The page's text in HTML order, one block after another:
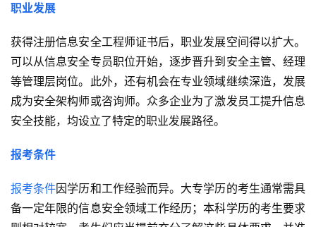
职业发展
获得注册信息安全工程师证书后，职业发展空间得以扩大。
可以从信息安全专员职位开始，逐步晋升到安全主管、经理
等管理层岗位。此外，还有机会在专业领域继续深造，发展
成为安全架构师或咨询师。众多企业为了激发员工提升信息
安全技能，均设立了特定的职业发展路径。
报考条件
报考条件因学历和工作经验而异。大专学历的考生通常需具
备一定年限的信息安全领域工作经历；本科学历的考生要求